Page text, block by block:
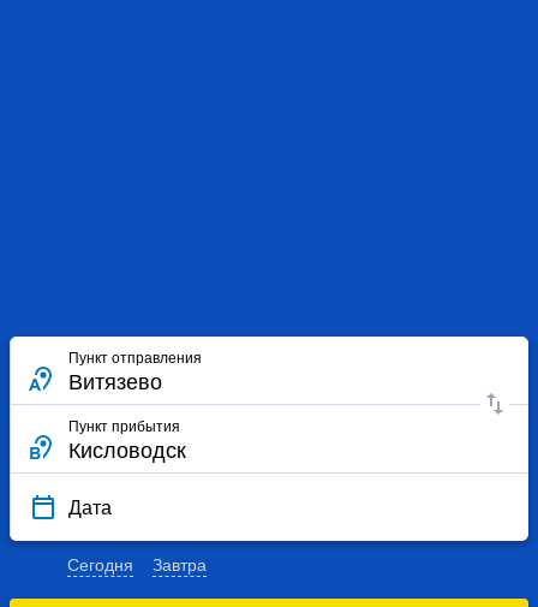
Пункт отправления
Пункт прибытия
Дата
Сегодня Завтра